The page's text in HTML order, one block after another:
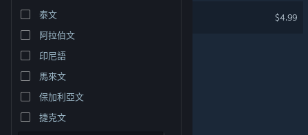
取得 Steam 行動應用程式
檢視電腦版網頁
泰文
阿拉伯文
印尼語
馬來文
保加利亞文
捷克文
$4.99